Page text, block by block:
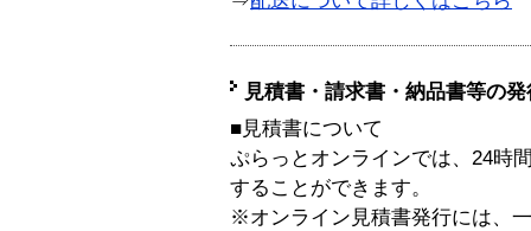
見積書・請求書・納品書等の
■見積書について
ぷらっとオンラインでは、24時
することができます。
※オンライン見積書発行には、